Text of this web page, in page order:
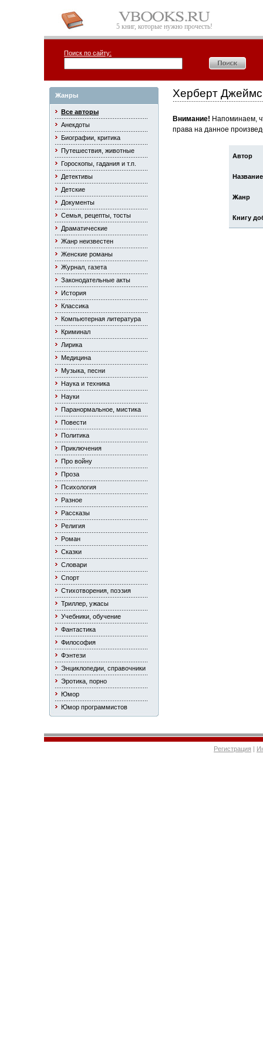
5 книг, которые нужно прочесть!
Поиск по сайту:
Жанры
Все авторы
Анекдоты
Биографии, критика
Путешествия, животные
Гороскопы, гадания и т.п.
Детективы
Детские
Документы
Семья, рецепты, тосты
Драматические
Жанр неизвестен
Женские романы
Журнал, газета
Законодательные акты
История
Классика
Компьютерная литература
Криминал
Лирика
Медицина
Музыка, песни
Наука и техника
Науки
Паранормальное, мистика
Повести
Политика
Приключения
Про войну
Проза
Психология
Разное
Рассказы
Религия
Роман
Сказки
Словари
Спорт
Стихотворения, поэзия
Триллер, ужасы
Учебники, обучение
Фантастика
Философия
Фэнтези
Энциклопедии, справочники
Эротика, порно
Юмор
Юмор программистов
Херберт
Внимание! Напоминаем,
права на данное
Автор
Название
Жанр
Книгу
Регистрация |